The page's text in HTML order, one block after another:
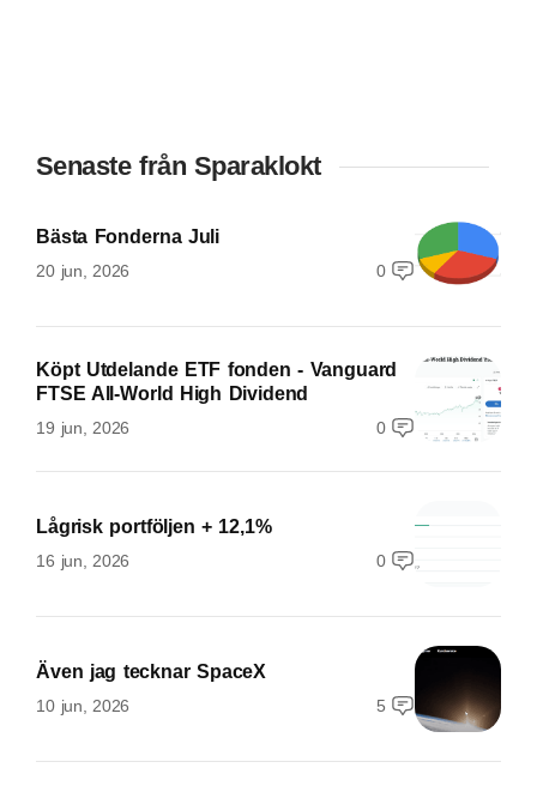
Senaste från Sparaklokt
Bästa Fonderna Juli
20 jun, 2026 0
Köpt Utdelande ETF fonden - Vanguard
FTSE All-World High Dividend
19 jun, 2026 0
Lågrisk portföljen + 12,1%
16 jun, 2026 0
Även jag tecknar SpaceX
10 jun, 2026 5